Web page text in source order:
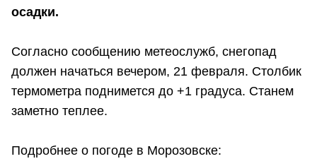
осадки.
Согласно сообщению метеослужб, снегопад
должен начаться вечером, 21 февраля. Столбик
термометра поднимется до +1 градуса. Станем
заметно теплее.
Подробнее о погоде в Морозовске: